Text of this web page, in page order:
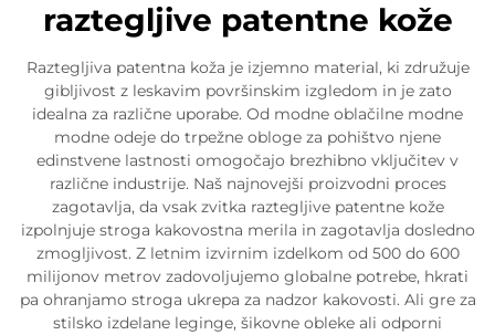
raztegljive patentne kože
Raztegljiva patentna koža je izjemno material, ki združuje
gibljivost z leskavim površinskim izgledom in je zato
idealna za različne uporabe. Od modne oblačilne modne
modne odeje do trpežne obloge za pohištvo njene
edinstvene lastnosti omogočajo brezhibno vključitev v
različne industrije. Naš najnovejši proizvodni proces
zagotavlja, da vsak zvitka raztegljive patentne kože
izpolnjuje stroga kakovostna merila in zagotavlja dosledno
zmogljivost. Z letnim izvirnim izdelkom od 500 do 600
milijonov metrov zadovoljujemo globalne potrebe, hkrati
pa ohranjamo stroga ukrepa za nadzor kakovosti. Ali gre za
stilsko izdelane leginge, šikovne obleke ali odporni